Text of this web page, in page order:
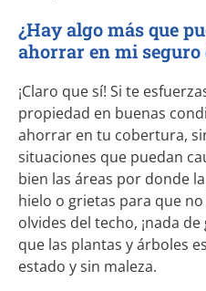
¿Hay algo más que
ahorrar en mi seguro
¡Claro que sí! Si te
propiedad en buenas
ahorrar en tu cobertura,
situaciones que puedan
bien las áreas por donde
hielo o grietas para que
olvides del techo, ¡nada
que las plantas y árboles
estado y sin maleza.